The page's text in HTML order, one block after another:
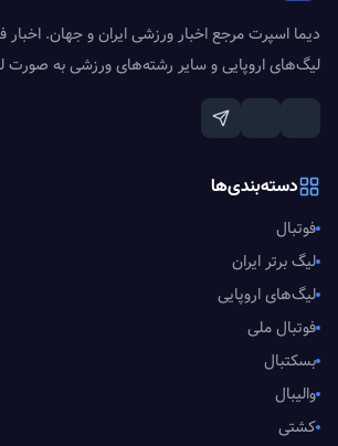
دیما اسپرت مرجع اخبار ورزشی ایران و جهان. اخبار
لیگ‌های اروپایی و سایر رشته‌های ورزشی به صورت
دسته‌بندی‌ها
فوتبال
لیگ برتر ایران
لیگ‌های اروپایی
فوتبال ملی
بسکتبال
والیبال
کشتی